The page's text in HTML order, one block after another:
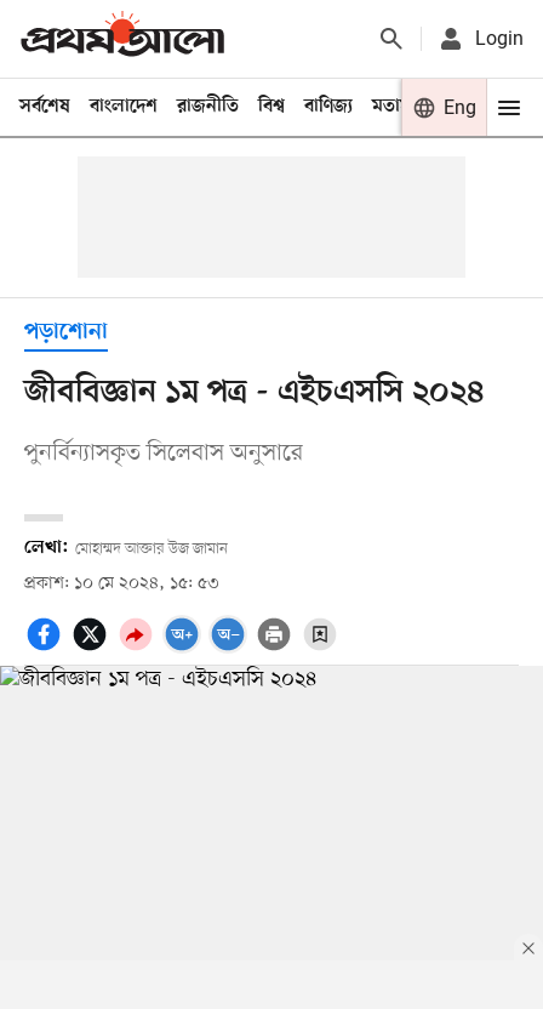
Login
সর্বশেষ বাংলাদেশ রাজনীতি বিশ্ব বাণিজ্য মতামত খেলা
Eng
পড়াশোনা
জীববিজ্ঞান ১ম পত্র - এইচএসসি ২০২৪
পুনর্বিন্যাসকৃত সিলেবাস অনুসারে
লেখা: মোহাম্মদ আক্তার উজ জামান
প্রকাশ: ১০ মে ২০২৪, ১৫: ৫৩